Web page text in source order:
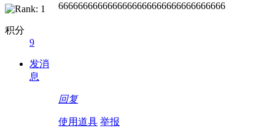
积分
9
发消
息
6666666666666666666666666666666666
回复
使用道具 举报